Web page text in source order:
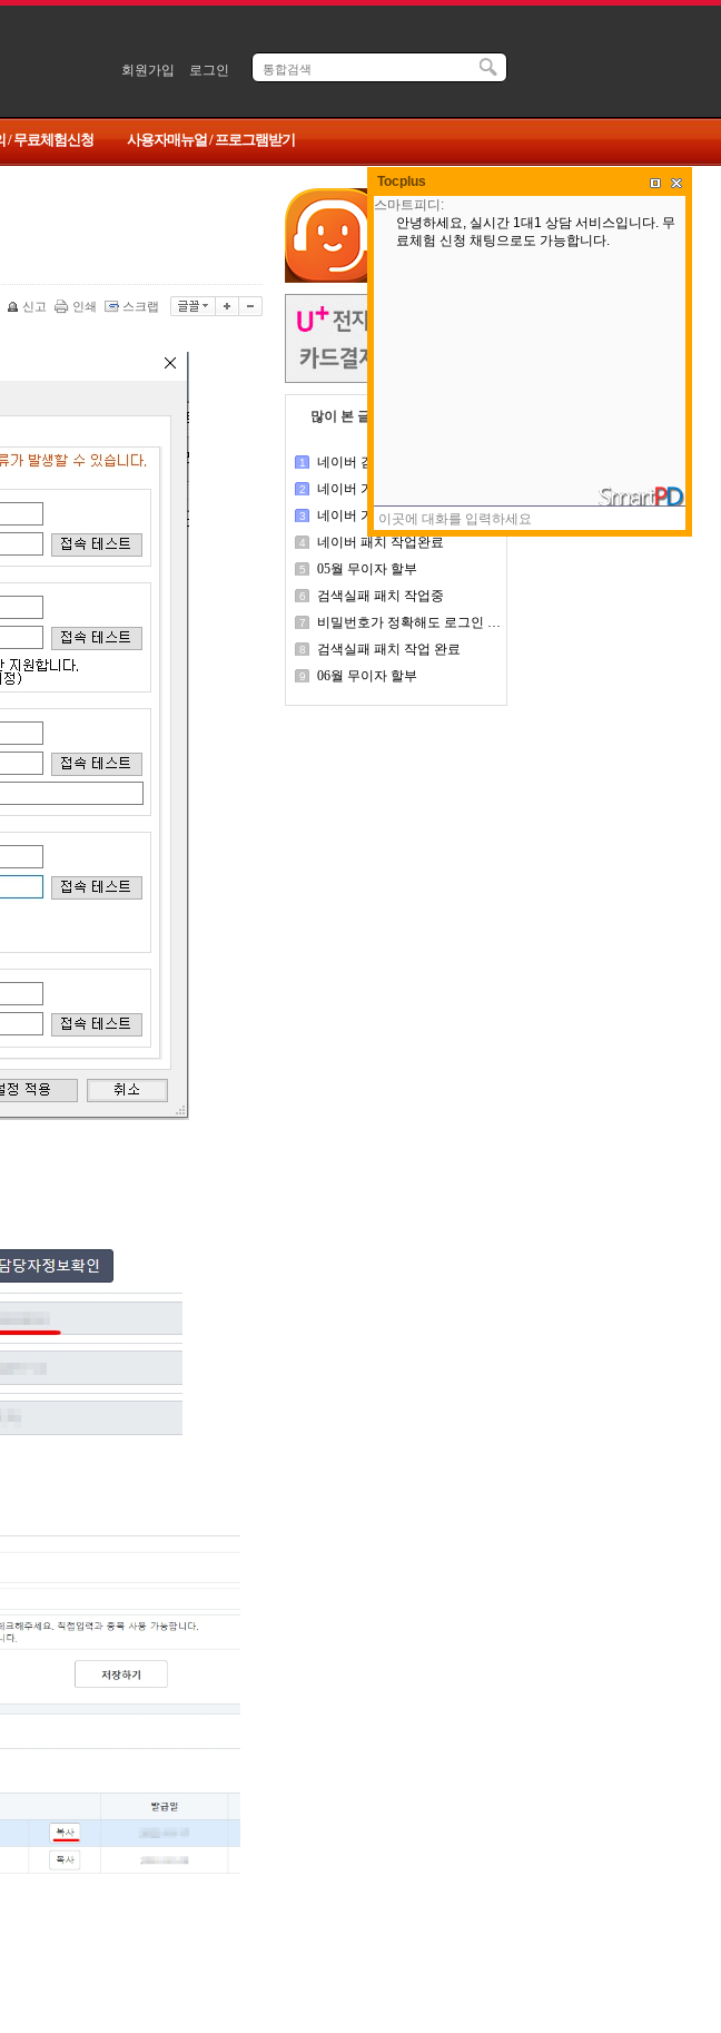
회원가입 로그인
/ 무료체험신청 사용자매뉴얼 / 프로그램받기
신고 인쇄 스크랩
많이 본 글
1 네이버 검색실패 패치 작업중
2 네이버 가격비교 사이트 업데이트 완료
3 네이버 가격비교 사이트 업데이트 패치 작업중
4 네이버 패치 작업완료
5 05월 무이자 할부
6 검색실패 패치 작업중
7 비밀번호가 정확해도 로그인 실패가 나오는 경우
8 검색실패 패치 작업 완료
9 06월 무이자 할부
Tocplus